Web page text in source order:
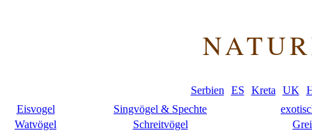
Serbien ES Kreta UK
Eisvogel
Singvögel & Spechte
Watvögel
Schreitvögel